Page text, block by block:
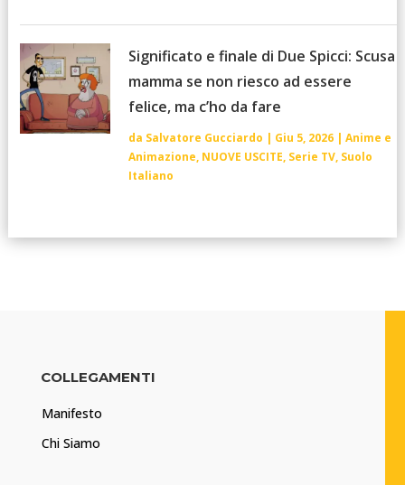
Significato e finale di Due Spicci: Scusa
mamma se non riesco ad essere
felice, ma c’ho da fare
da Salvatore Gucciardo | Giu 5, 2026| Anime e
Animazione, NUOVE USCITE, Serie TV, Suolo
Italiano
COLLEGAMENTI
Manifesto
Chi Siamo